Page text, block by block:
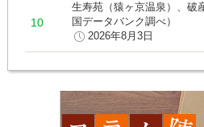
生寿苑（猿ヶ京温泉）、破
国データバンク調べ）
2026年8月3日